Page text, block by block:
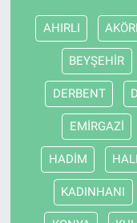
AHIRLI
BEYŞEHİR
DERBENT
EMİRGAZİ
HADİM
KADINHANI